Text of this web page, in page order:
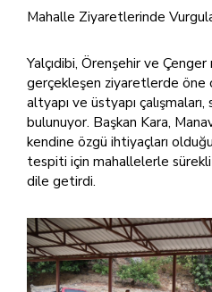
Mahalle Ziyaretlerinde
Yalçıdibi, Örenşehir ve
gerçekleşen ziyaretlerde öne
altyapı ve üstyapı
bulunuyor. Başkan Kara,
kendine özgü ihtiyaçları
tespiti için mahallelerle sürekli
dile getirdi.